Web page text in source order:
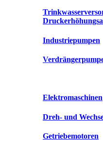
Industriepumpen
Elektromaschinen
Dreh- und
Getriebemotoren